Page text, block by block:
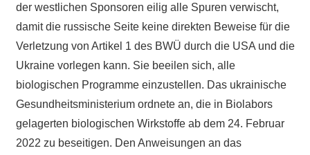
der westlichen Sponsoren eilig alle Spuren verwischt,
damit die russische Seite keine direkten Beweise für die
Verletzung von Artikel 1 des BWÜ durch die USA und die
Ukraine vorlegen kann. Sie beeilen sich, alle
biologischen Programme einzustellen. Das ukrainische
Gesundheitsministerium ordnete an, die in Biolabors
gelagerten biologischen Wirkstoffe ab dem 24. Februar
2022 zu beseitigen. Den Anweisungen an das